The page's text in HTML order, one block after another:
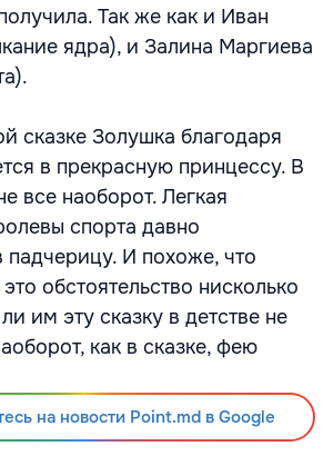
Так же как и Иван
ядра), и Залина Маргиева
сказке Золушка благодаря
в прекрасную принцессу. В
все наоборот. Легкая
спорта давно
падчерицу. И похоже, что
обстоятельство нисколько
им эту сказку в детстве не
как в сказке, фею
на новости Point.md в Google